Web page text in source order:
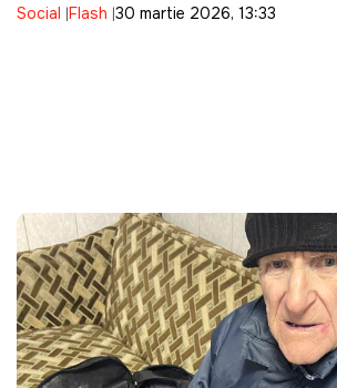
Social Flash 30 martie 2026, 13:33